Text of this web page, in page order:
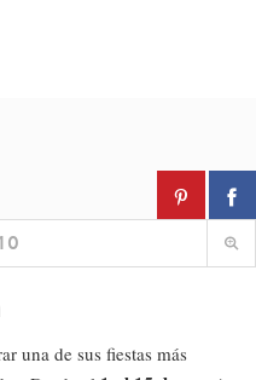
una de sus fiestas más